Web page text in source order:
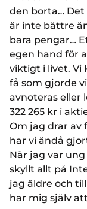
den borta… Det
är inte bättre
bara pengar…
egen hand för
viktigt i livet. Vi
få som gjorde
avnoteras eller
322 265 kr i
Om jag drar av
har vi ändå
När jag var
skyllt allt på
jag äldre och
har mig själv